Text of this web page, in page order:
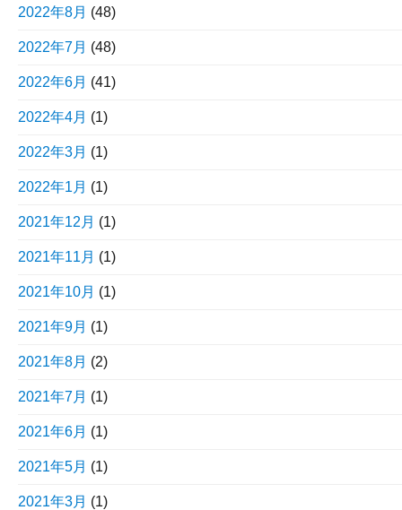
2022年8月 (48)
2022年7月 (48)
2022年6月 (41)
2022年4月 (1)
2022年3月 (1)
2022年1月 (1)
2021年12月 (1)
2021年11月 (1)
2021年10月 (1)
2021年9月 (1)
2021年8月 (2)
2021年7月 (1)
2021年6月 (1)
2021年5月 (1)
2021年3月 (1)